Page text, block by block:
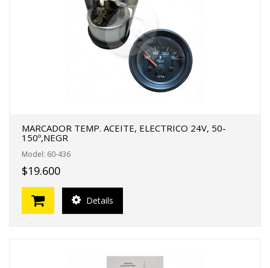
MARCADOR TEMP. ACEITE, ELECTRICO 24V, 50-
150º,NEGR
Model: 60-436
$19.600
Details